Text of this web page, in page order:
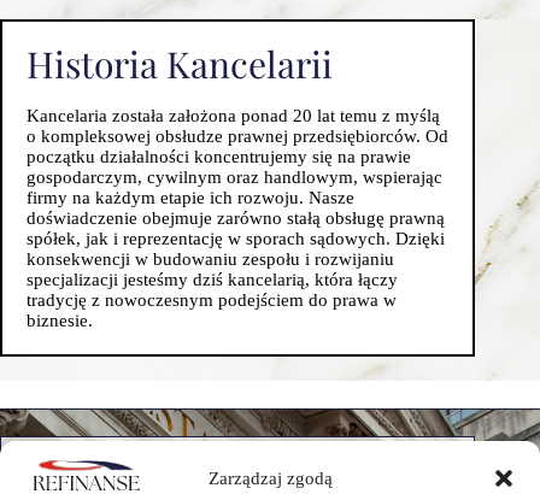
Zarządzaj zgodą
Historia Kancelarii
Kancelaria została założona ponad 20 lat temu z myślą
o kompleksowej obsłudze prawnej przedsiębiorców. Od
początku działalności koncentrujemy się na prawie
gospodarczym, cywilnym oraz handlowym, wspierając
firmy na każdym etapie ich rozwoju. Nasze
doświadczenie obejmuje zarówno stałą obsługę prawną
spółek, jak i reprezentację w sporach sądowych. Dzięki
konsekwencji w budowaniu zespołu i rozwijaniu
specjalizacji jesteśmy dziś kancelarią, która łączy
tradycję z nowoczesnym podejściem do prawa w
biznesie.